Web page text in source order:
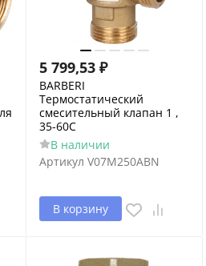
5 799,53 ₽
BARBERI
Термостатический
смесительный клапан 1 ,
35-60C
В наличии
Артикул V07M250ABN
В корзину